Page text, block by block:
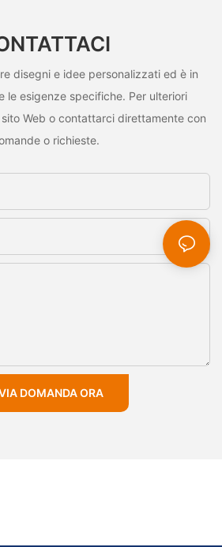
disegni e idee personalizzati ed è in
le esigenze specifiche. Per ulteriori
Web o contattarci direttamente con
o richieste.
DOMANDA ORA